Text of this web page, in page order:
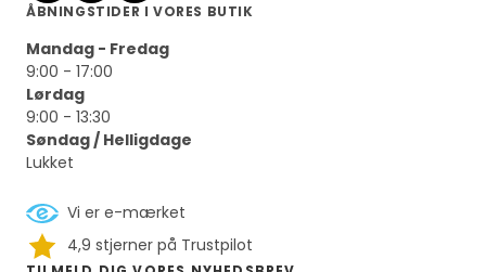
ÅBNINGSTIDER I VORES BUTIK
Mandag - Fredag
9:00 - 17:00
Lørdag
9:00 - 13:30
Søndag / Helligdage
Lukket
Vi er e-mærket
4,9 stjerner på Trustpilot